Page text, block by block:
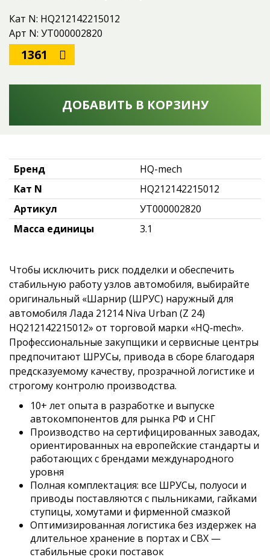
Кат N: HQ212142215012
Арт N: УТ000002820
1361
ДОБАВИТЬ В КОРЗИНУ
Бренд
HQ-mech
Кат N
HQ212142215012
Артикул
УТ000002820
Масса единицы
3.1
Чтобы исключить риск подделки и обеспечить
стабильную работу узлов автомобиля, выбирайте
оригинальный «Шарнир (ШРУС) наружный для
автомобиля Лада 21214 Niva Urban (Z 24)
HQ212142215012» от торговой марки «HQ‑mech».
Профессиональные закупщики и сервисные центры
предпочитают ШРУСы, привода в сборе благодаря
предсказуемому качеству, прозрачной логистике и
строгому контролю производства.
10+ лет опыта в разработке и выпуске
автокомпонентов для рынка РФ и СНГ
Производство на сертифицированных заводах,
ориентированных на европейские стандарты и
работающих с брендами международного
уровня
Полная комплектация: все ШРУСы, полуоси и
приводы поставляются с пыльниками, гайками
ступицы, хомутами и фирменной смазкой
Оптимизированная логистика без издержек на
длительное хранение в портах и СВХ —
стабильные сроки поставок